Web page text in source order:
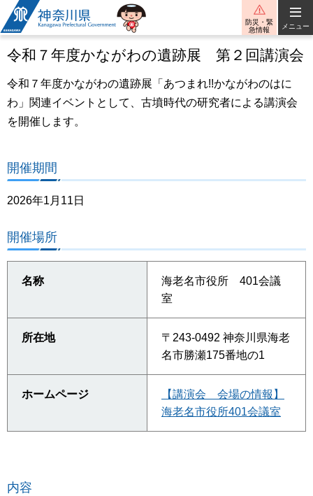
神奈川県
防災・緊
急情報
メニュー
令和７年度かながわの遺跡展 第２回講演会
令和７年度かながわの遺跡展「あつまれ!!かながわのはに
わ」関連イベントとして、古墳時代の研究者による講演会
を開催します。
開催期間
2026年1月11日
開催場所
名称
海老名市役所 401会議
室
所在地
〒243-0492 神奈川県海老
名市勝瀬175番地の1
ホームページ
【講演会 会場の情報】
海老名市役所401会議室
内容